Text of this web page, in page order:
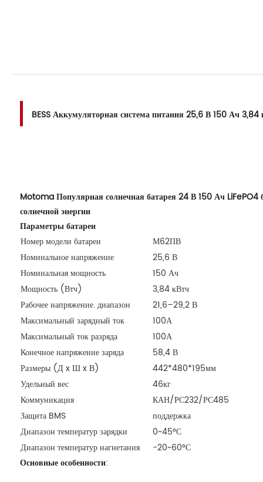
BESS Аккумуляторная система питания 25,6 В 150 Ач 3,84
Motoma Популярная солнечная батарея 24 В 150 Ач LiFePO4
солнечной энергии
Параметры батареи
Номер модели батареи
М62ПВ
Номинальное напряжение
25,6 В
Номинальная мощность
150 Ач
Мощность (Втч)
3,84 кВтч
Рабочее напряжение. диапазон
21,6–29,2 В
Максимальный зарядный ток
100А
Максимальный ток разряда
100А
Конечное напряжение заряда
58,4 В
Размеры (Д x Ш x В)
442*480*195мм
Удельный вес
46кг
Коммуникация
КАН/РС232/РС485
Защита BMS
поддержка
Диапазон температур зарядки
0~45°С
Диапазон температур нагнетания
-20~60°С
Основные особенности: